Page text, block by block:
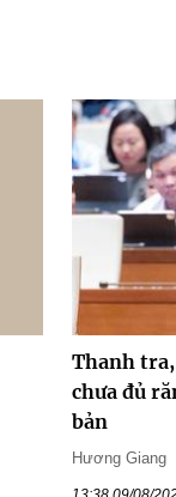
Thanh
chưa đủ
bản
Hương Giang